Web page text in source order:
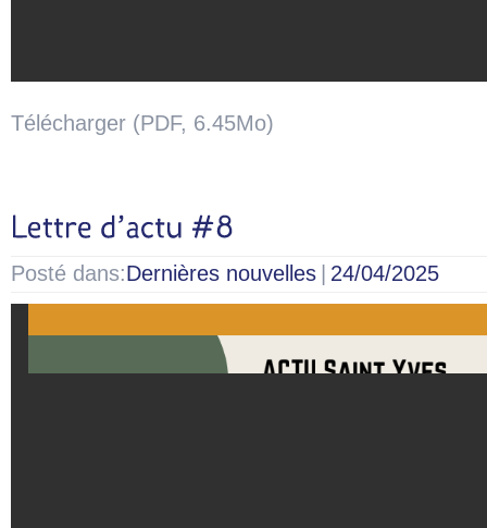
Télécharger (PDF, 6.45Mo)
Posté dans:Dernières nouvelles | 24/04/2025